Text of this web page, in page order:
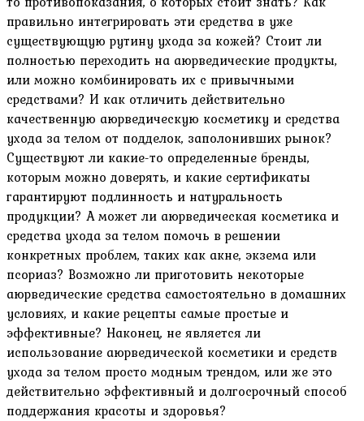
правильно интегрировать эти средства в уже
существующую рутину ухода за кожей? Стоит ли
полностью переходить на аюрведические продукты,
или можно комбинировать их с привычными
средствами? И как отличить действительно
качественную аюрведическую косметику и средства
ухода за телом от подделок, заполонивших рынок?
Существуют ли какие-то определенные бренды,
которым можно доверять, и какие сертификаты
гарантируют подлинность и натуральность
продукции? А может ли аюрведическая косметика и
средства ухода за телом помочь в решении
конкретных проблем, таких как акне, экзема или
псориаз? Возможно ли приготовить некоторые
аюрведические средства самостоятельно в домашних
условиях, и какие рецепты самые простые и
эффективные? Наконец, не является ли
использование аюрведической косметики и средств
ухода за телом просто модным трендом, или же это
действительно эффективный и долгосрочный способ
поддержания красоты и здоровья?